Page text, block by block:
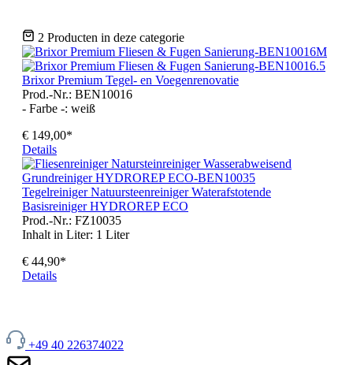
2 Producten in deze categorie
Brixor Premium Tegel- en Voegenrenovatie
Prod.-Nr.: BEN10016
- Farbe -: weiß
€ 149,00*
Details
Tegelreiniger Natuursteenreiniger Waterafstotende
Basisreiniger HYDROREP ECO
Prod.-Nr.: FZ10035
Inhalt in Liter: 1 Liter
€ 44,90*
Details
+49 40 226374022